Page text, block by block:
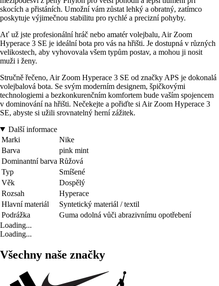
skocích a přistáních. Umožní vám zůstat lehký a obratný, zatímco
poskytuje výjimečnou stabilitu pro rychlé a precizní pohyby.
Ať už jste profesionální hráč nebo amatér volejbalu, Air Zoom
Hyperace 3 SE je ideální bota pro vás na hřišti. Je dostupná v různých
velikostech, aby vyhovovala všem typům postav, a mohou ji nosit
muži i ženy.
Stručně řečeno, Air Zoom Hyperace 3 SE od značky APS je dokonalá
volejbalová bota. Se svým moderním designem, špičkovými
technologiemi a bezkonkurenčním komfortem bude vaším spojencem
v dominování na hřišti. Nečekejte a pořiďte si Air Zoom Hyperace 3
SE, abyste si užili srovnatelný herní zážitek.
Další informace
Marki
Nike
Barva
pink mint
Dominantní barva Růžová
Typ
Smíšené
Věk
Dospělý
Rozsah
Hyperace
Hlavní materiál
Syntetický materiál / textil
Podrážka
Guma odolná vůči abrazivnímu opotřebení
Loading...
Loading...
Všechny naše značky